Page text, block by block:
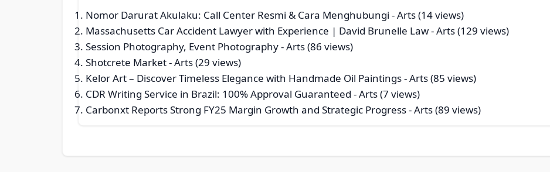
Nomor Darurat Akulaku: Call Center Resmi & Cara Menghubungi - Arts (14 views)
Massachusetts Car Accident Lawyer with Experience | David Brunelle Law- Arts (129 views)
Session Photography, Event Photography- Arts (86 views)
Shotcrete Market- Arts (29 views)
Kelor Art – Discover Timeless Elegance with Handmade Oil Paintings- Arts (85 views)
CDR Writing Service in Brazil: 100% Approval Guaranteed - Arts (7 views)
Carbonxt Reports Strong FY25 Margin Growth and Strategic Progress- Arts (89 views)